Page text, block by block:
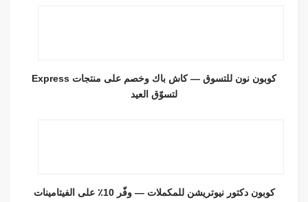
كوبون نون للتسوق — كاش باك وخصم على منتجات Express
لتسوّق العيد
كوبون دكتور نيوتريشن للمكملات — وفّر 10٪ على الفيتامينات